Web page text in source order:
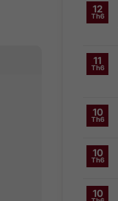
12
Th6
11
Th6
10
Th6
10
Th6
10